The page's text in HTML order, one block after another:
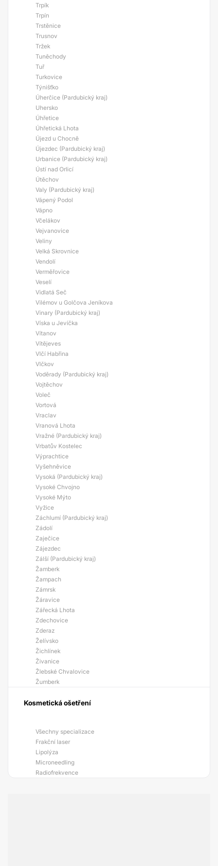
Trpík
Trpín
Trstěnice
Trusnov
Tržek
Tuněchody
Tuř
Turkovice
Týnišťko
Úherčice (Pardubický kraj)
Uhersko
Úhřetice
Úhřetická Lhota
Újezd u Chocně
Újezdec (Pardubický kraj)
Urbanice (Pardubický kraj)
Ústí nad Orlicí
Útěchov
Valy (Pardubický kraj)
Vápený Podol
Vápno
Včelákov
Vejvanovice
Veliny
Velká Skrovnice
Vendolí
Verměřovice
Veselí
Vidlatá Seč
Vilémov u Golčova Jeníkova
Vinary (Pardubický kraj)
Víska u Jevíčka
Vítanov
Vítějeves
Vlčí Habřina
Vlčkov
Voděrady (Pardubický kraj)
Vojtěchov
Voleč
Vortová
Vraclav
Vranová Lhota
Vražné (Pardubický kraj)
Vrbatův Kostelec
Výprachtice
Vyšehněvice
Vysoká (Pardubický kraj)
Vysoké Chvojno
Vysoké Mýto
Vyžice
Záchlumí (Pardubický kraj)
Zádolí
Zaječice
Zájezdec
Zálší (Pardubický kraj)
Žamberk
Žampach
Zámrsk
Žáravice
Zářecká Lhota
Zdechovice
Zderaz
Želívsko
Žichlínek
Živanice
Žlebské Chvalovice
Žumberk
Kosmetická ošetření
Všechny specializace
Frakční laser
Lipolýza
Microneedling
Radiofrekvence